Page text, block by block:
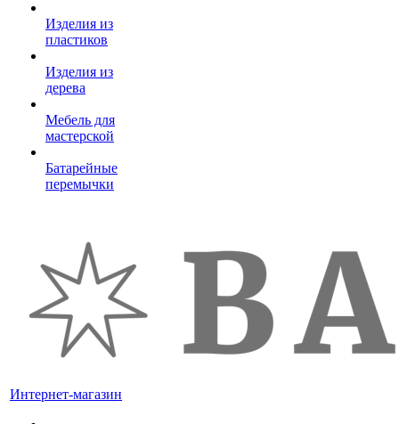
Изделия из
пластиков
Изделия из
дерева
Мебель для
мастерской
Батарейные
перемычки
Интернет-магазин